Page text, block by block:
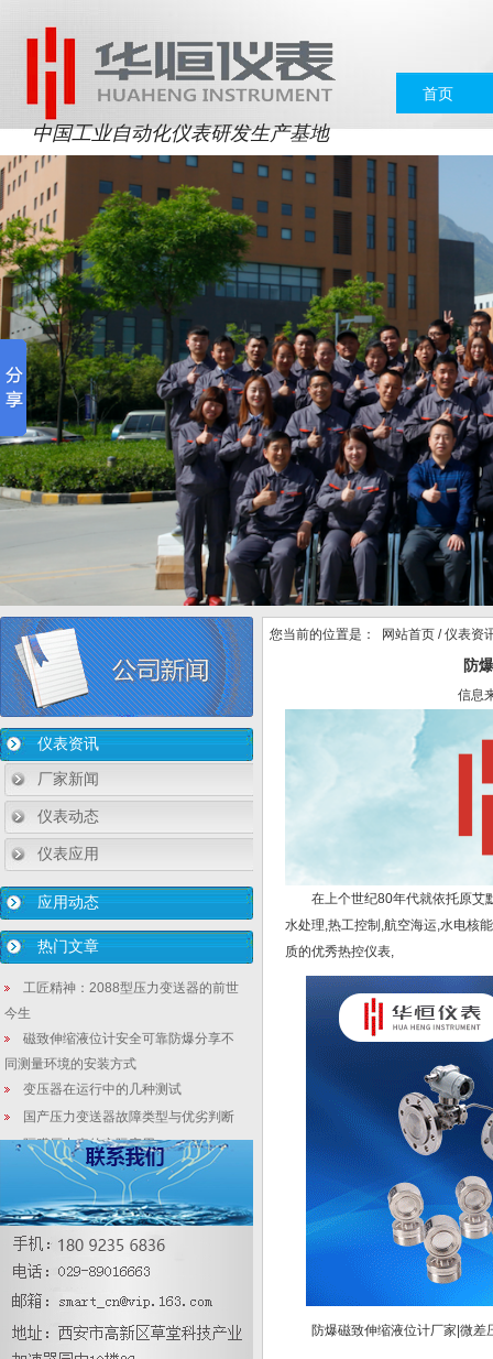
中国工业自动化仪表研发生产基地
首页
仪表资讯
厂家新闻
仪表动态
仪表应用
应用动态
热门文章
工匠精神：2088型压力变送器的前世
今生
磁致伸缩液位计安全可靠防爆分享不
同测量环境的安装方式
变压器在运行中的几种测试
国产压力变送器故障类型与优劣判断
隔膜压力表的实际应用
在线式差压液位计|智能数显hart475
手操器基本设计参数
压力变送器在工作中的注意事项有哪
些
差压液位变送器毛细管长度怎样选择
您当前的位置是： 网站首页 /仪表资
防
信息
在上个世纪80年代就依托原艾
水处理,热工控制,航空海运,水电核
质的优秀热控仪表,
防爆磁致伸缩液位计厂家|微